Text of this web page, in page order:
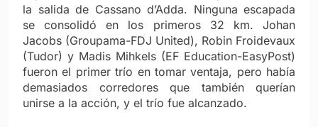
la salida de Cassano d’Adda. Ninguna escapada
se consolidó en los primeros 32 km. Johan
Jacobs (Groupama-FDJ United), Robin Froidevaux
(Tudor) y Madis Mihkels (EF Education-EasyPost)
fueron el primer trío en tomar ventaja, pero había
demasiados corredores que también querían
unirse a la acción, y el trío fue alcanzado.